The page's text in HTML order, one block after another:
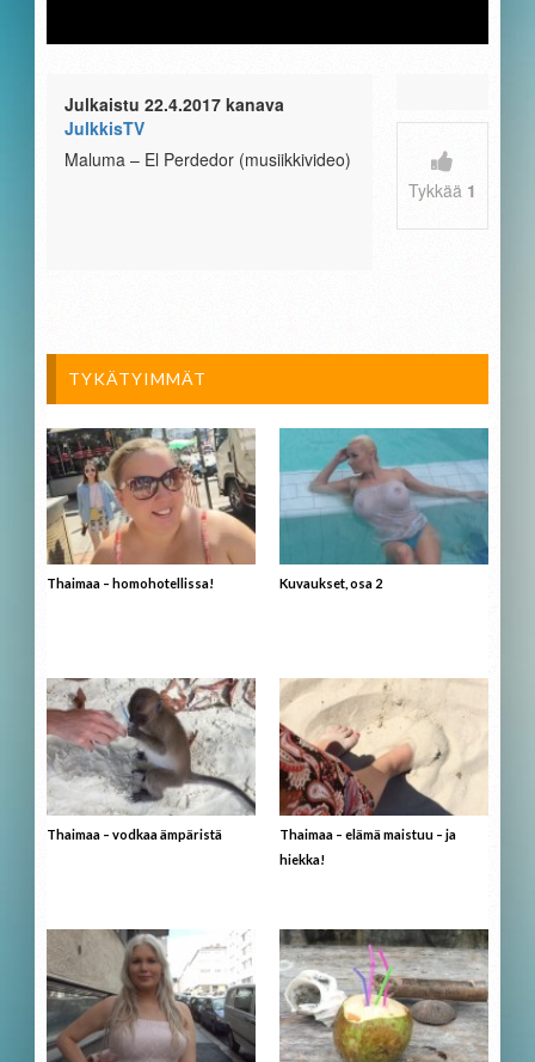
Julkaistu 22.4.2017 kanava
JulkkisTV
Maluma – El Perdedor (musiikkivideo)
Tykkää 1
TYKÄTYIMMÄT
Thaimaa – homohotellissa! Kuvaukset, osa 2
Thaimaa – vodkaa ämpäristä
Thaimaa – elämä maistuu – ja
hiekka!